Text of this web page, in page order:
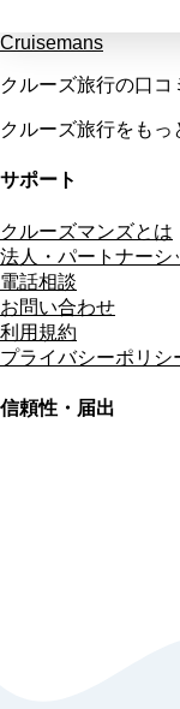
Cruisemans
クルーズ旅行の口コ
クルーズ旅行をもっ
サポート
クルーズマンズとは
法人・パートナーシ
電話相談
お問い合わせ
利用規約
プライバシーポリシ
信頼性・届出